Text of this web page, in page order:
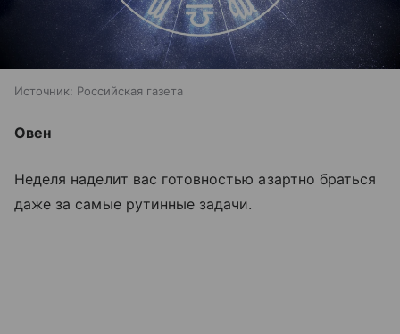
Источник: Российская газета
Овен
Неделя наделит вас готовностью азартно браться
даже за самые рутинные задачи.